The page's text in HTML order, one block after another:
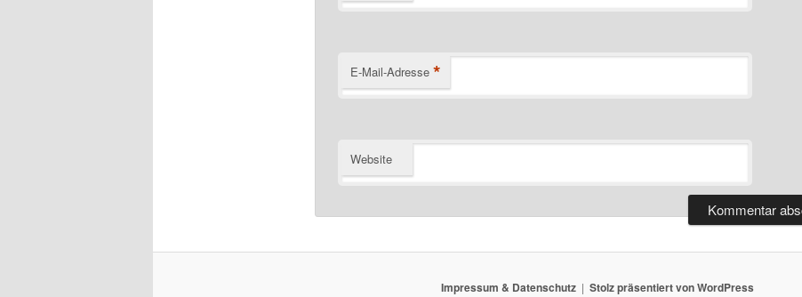
E-Mail-Adresse *
Website
Impressum & Datenschutz Stolz präsentiert von WordPress